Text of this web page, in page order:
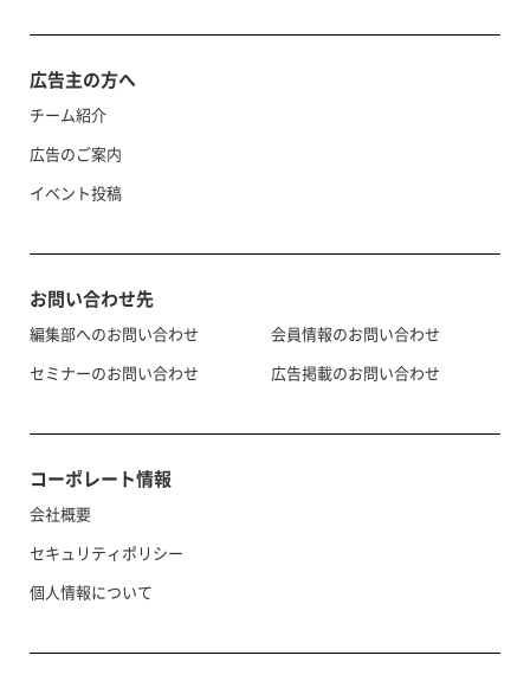
広告主の方へ
チーム紹介
広告のご案内
イベント投稿
お問い合わせ先
編集部へのお問い合わせ
セミナーのお問い合わせ
会員情報のお問い合わせ
広告掲載のお問い合わせ
コーポレート情報
会社概要
セキュリティポリシー
個人情報について